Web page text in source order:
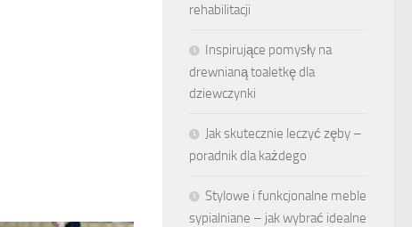
rehabilitacji
Inspirujące pomysły na
drewnianą toaletkę dla
dziewczynki
Jak skutecznie leczyć zęby –
poradnik dla każdego
Stylowe i funkcjonalne meble
sypialniane – jak wybrać idealne